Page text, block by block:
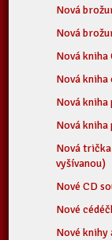
Nová
Nová
Nová
Nová kniha
Nová kniha
Nová kniha
Nová
vyšívanou)
Nové CD
Nové
Nové